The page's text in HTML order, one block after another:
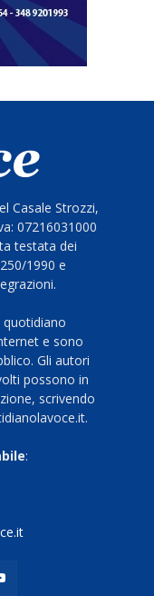
Casale Strozzi,
07216031000
testata dei
1990 e
e sono
Gli autori
possono in
scrivendo
: